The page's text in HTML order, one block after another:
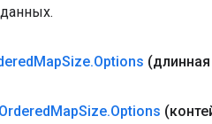
MapSize.Options
OrderedMapSize.Options